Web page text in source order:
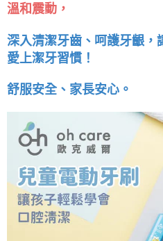
溫和震動，
深入清潔牙齒、呵護牙齦，
愛上潔牙習慣！
舒服安全、家長安心。